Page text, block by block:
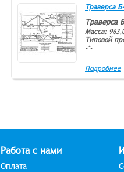
Траверса
Траверса
Масса:
Типовой
-*-
Подробнее
Работа с нами
Оплата